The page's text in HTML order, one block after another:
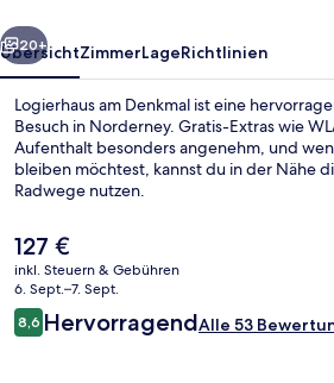
Weiter
20+
ÜbersichtZimmerLageRichtlinien
Logierhaus am Denkmal ist eine
Besuch in Norderney. Gratis-Extras wie
Aufenthalt besonders angenehm, und
bleiben möchtest, kannst du in der Nähe
Radwege nutzen.
Der
aktuelle
Preis
beträgt
127 €.
127 €
inkl. Steuern & Gebühren
6. Sept.–7. Sept.
Bewertungen
8,68,6 von 10.
HervorragendAlle 53